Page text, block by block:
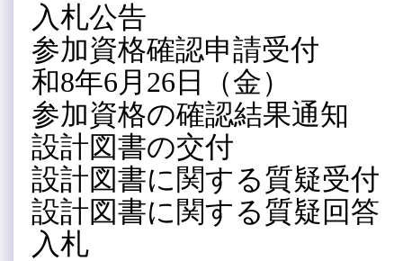
入札公告 令和8
参加資格確認申請受付
和8年6月26日（金）
参加資格の確認結果通知
設計図書の交付 令
設計図書に関する質疑受
設計図書に関する質疑回
入札 令和8年